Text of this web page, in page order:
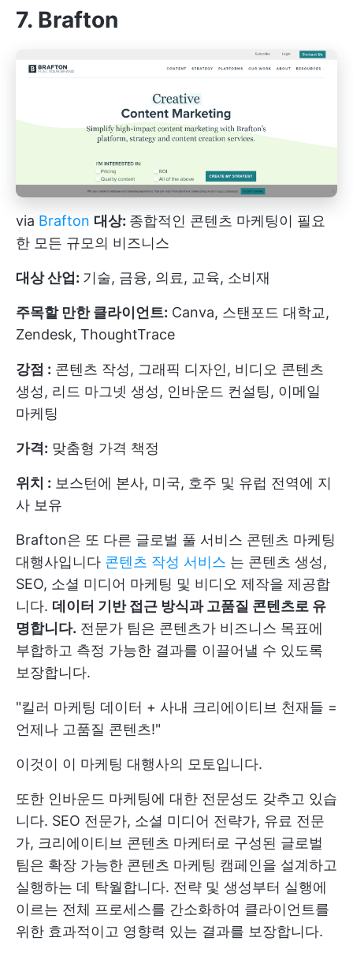
7. Brafton
via Brafton 대상: 종합적인 콘텐츠 마케팅이 필요
한 모든 규모의 비즈니스
대상 산업: 기술, 금융, 의료, 교육, 소비재
주목할 만한 클라이언트: Canva, 스탠포드 대학교,
Zendesk, ThoughtTrace
강점 : 콘텐츠 작성, 그래픽 디자인, 비디오 콘텐츠
생성, 리드 마그넷 생성, 인바운드 컨설팅, 이메일
마케팅
가격: 맞춤형 가격 책정
위치 : 보스턴에 본사, 미국, 호주 및 유럽 전역에 지
사 보유
Brafton은 또 다른 글로벌 풀 서비스 콘텐츠 마케팅
대행사입니다 콘텐츠 작성 서비스 는 콘텐츠 생성,
SEO, 소셜 미디어 마케팅 및 비디오 제작을 제공합
니다. 데이터 기반 접근 방식과 고품질 콘텐츠로 유
명합니다. 전문가 팀은 콘텐츠가 비즈니스 목표에
부합하고 측정 가능한 결과를 이끌어낼 수 있도록
보장합니다.
"킬러 마케팅 데이터 + 사내 크리에이티브 천재들 =
언제나 고품질 콘텐츠!"
이것이 이 마케팅 대행사의 모토입니다.
또한 인바운드 마케팅에 대한 전문성도 갖추고 있습
니다. SEO 전문가, 소셜 미디어 전략가, 유료 전문
가, 크리에이티브 콘텐츠 마케터로 구성된 글로벌
팀은 확장 가능한 콘텐츠 마케팅 캠페인을 설계하고
실행하는 데 탁월합니다. 전략 및 생성부터 실행에
이르는 전체 프로세스를 간소화하여 클라이언트를
위한 효과적이고 영향력 있는 결과를 보장합니다.